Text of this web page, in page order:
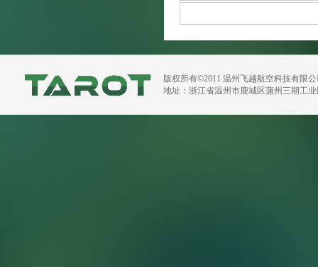
版权所有©2011 温州飞越航空科技有限
地址：浙江省温州市鹿城区蒲州三期工业